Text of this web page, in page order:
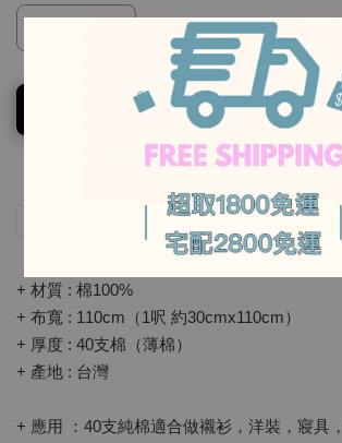
-
加入購物車
Tweet Pin it
+ 材質 : 棉100%
+ 布寬 : 110cm（1呎 約30cmx110cm）
+ 厚度 : 40支棉（薄棉）
+ 產地 : 台灣
+ 應用 ：40支純棉適合做襯衫，洋裝，寢具